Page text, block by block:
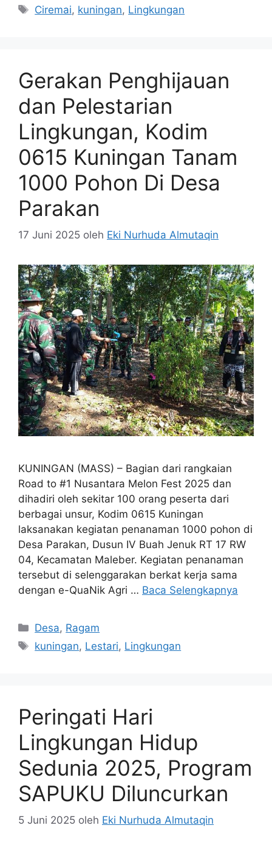
Tag
Ciremai, kuningan, Lingkungan
Gerakan Penghijauan
dan Pelestarian
Lingkungan, Kodim
0615 Kuningan Tanam
1000 Pohon Di Desa
Parakan
17 Juni 2025 oleh Eki Nurhuda Almutaqin
KUNINGAN (MASS) – Bagian dari rangkaian
Road to #1 Nusantara Melon Fest 2025 dan
dihadiri oleh sekitar 100 orang peserta dari
berbagai unsur, Kodim 0615 Kuningan
laksanakan kegiatan penanaman 1000 pohon di
Desa Parakan, Dusun IV Buah Jenuk RT 17 RW
04, Kecamatan Maleber. Kegiatan penanaman
tersebut di selenggarakan berkat kerja sama
dengan e-QuaNik Agri … Baca Selengkapnya
Kategori
Desa, Ragam
Tag
kuningan, Lestari, Lingkungan
Peringati Hari
Lingkungan Hidup
Sedunia 2025, Program
SAPUKU Diluncurkan
5 Juni 2025 oleh Eki Nurhuda Almutaqin